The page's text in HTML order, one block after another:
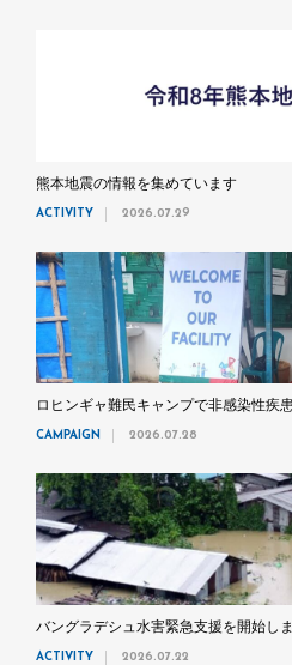
熊本地震の情報を集めています
ACTIVITY 2026.07.29
ロヒンギャ難民キャンプで非感染性疾
CAMPAIGN 2026.07.28
バングラデシュ水害緊急支援を開始し
ACTIVITY 2026.07.22